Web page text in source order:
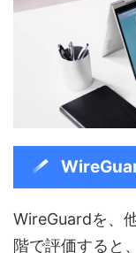
WireGuardを、
階で評価すると